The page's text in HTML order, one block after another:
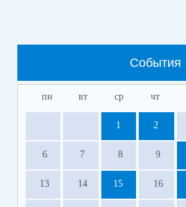
События
пн вт ср чт
1 2
6 7 8 9
13 14 15 16